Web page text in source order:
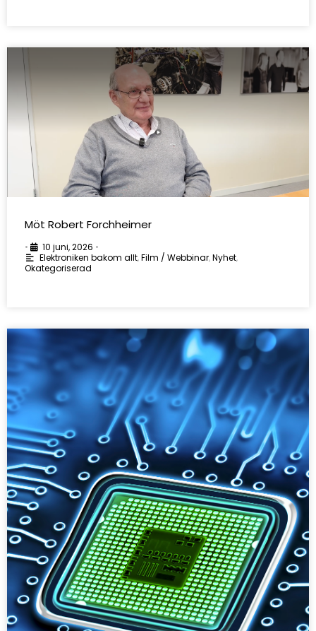
Möt Robert Forchheimer
• 10 juni, 2026 •
Elektroniken bakom allt,Film / Webbinar,Nyhet,
Okategoriserad